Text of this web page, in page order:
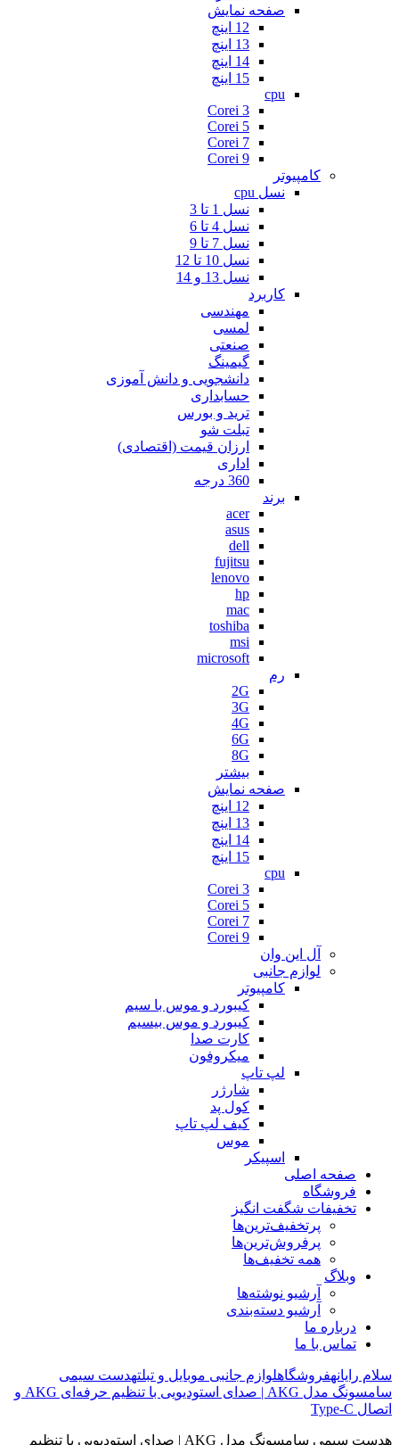
صفحه نمایش
12 اینچ
13 اینچ
14 اینچ
15 اینچ
cpu
Corei 3
Corei 5
Corei 7
Corei 9
کامپیوتر
نسل cpu
نسل 1 تا 3
نسل 4 تا 6
نسل 7 تا 9
نسل 10 تا 12
نسل 13 و 14
کاربرد
مهندسی
لمسی
صنعتی
گیمینگ
دانشجویی و دانش آموزی
حسابداری
ترید و بورس
تبلت شو
ارزان قیمت (اقتصادی)
اداری
360 درجه
برند
acer
asus
dell
fujitsu
lenovo
hp
mac
toshiba
msi
microsoft
رم
2G
3G
4G
6G
8G
بیشتر
صفحه نمایش
12 اینچ
13 اینچ
14 اینچ
15 اینچ
cpu
Corei 3
Corei 5
Corei 7
Corei 9
آل این وان
لوازم جانبی
کامپیوتر
کیبورد و موس با سیم
کیبورد و موس بیسیم
کارت صدا
میکروفون
لپ تاپ
شارژر
کول پد
کیف لپ تاپ
موس
اسپیکر
صفحه اصلی
فروشگاه
تخفیفات شگفت انگیز
پرتخفیف‌ترین‌ها
پرفروش‌ترین‌ها
همه تخفیف‌ها
وبلاگ
آرشیو نوشته‌ها
آرشیو دسته‌بندی
درباره ما
تماس با ما
سلام رایانهفروشگاهلوازم جانبی موبایل و تبلتهدست سیمی
سامسونگ مدل AKG | صدای استودیویی با تنظیم حرفه‌ای AKG و
اتصال Type-C
هدست سیمی سامسونگ مدل AKG | صدای استودیویی با تنظیم